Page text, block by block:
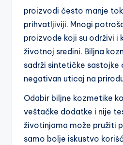
proizvodi često manje
prihvatljiviji. Mnogi
proizvode koji su održivi i
životnoj sredini. Biljna
sadrži sintetičke sastojke
negativan uticaj na
Odabir biljne kozmetike
veštačke dodatke i nije
životinjama može pružiti
samo bolje iskustvo